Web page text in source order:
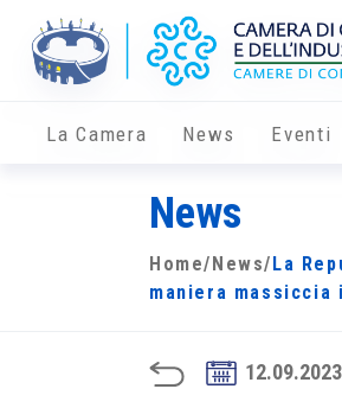
La Camera News Eventi
News
Home/ News/ La
maniera
12.09.2023